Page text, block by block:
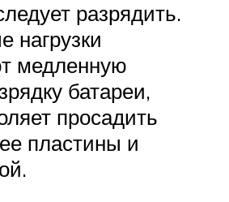
разрядить.
нагрузки
медленную
батареи,
просадить
пластины и